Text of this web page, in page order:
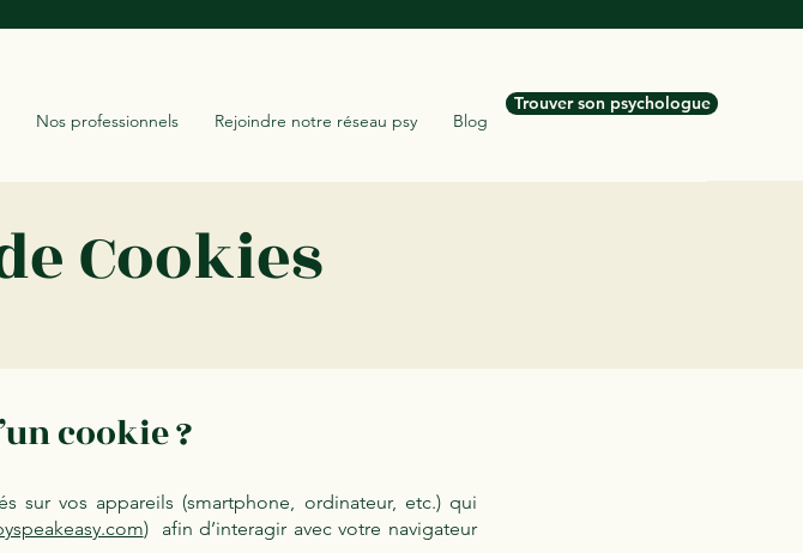
Nos professionnels Rejoindre notre réseau psy Blog
Trouver son psychologue
Cookies
cookie ?
sur vos appareils (smartphone, ordinateur, etc.) qui
) afin d’interagir avec votre navigateur